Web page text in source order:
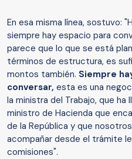
En esa misma línea, sostuvo:
siempre hay espacio para
parece que lo que se está
términos de estructura, es
montos también. Siempre
conversar, esta es una
la ministra del Trabajo, que
ministro de Hacienda que
de la República y que
acompañar desde el trámite
comisiones".